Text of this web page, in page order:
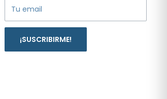
Tu email
¡SUSCRIBIRME!